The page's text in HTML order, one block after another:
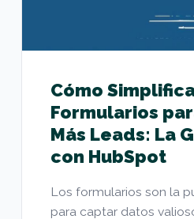
Cómo
Formularios
Más Leads: La
con HubSpot
Los formularios son la
para captar datos